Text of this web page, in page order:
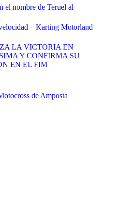
el nombre de Teruel al
– Karting Motorland
LA VICTORIA EN
Y CONFIRMA SU
EN EL FIM
de Amposta